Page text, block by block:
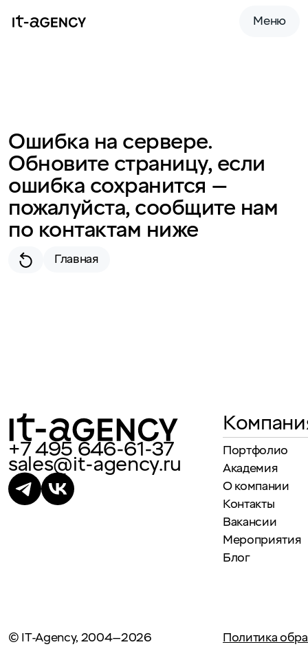
Меню
Ошибка на сервере.
Обновите страницу, если
ошибка сохранится —
пожалуйста, сообщите нам
по контактам ниже
Главная
+7 495 646-61-37
sales@it-agency.ru
Портфолио
Академия
О компании
Контакты
Вакансии
Мероприятия
Блог
© IT-Agency, 2004—2026 Политика